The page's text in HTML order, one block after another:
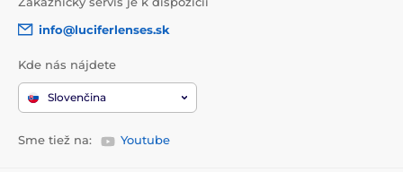
info@luciferlenses.sk
Kde nás nájdete
Slovenčina
Sme tiež na: Youtube